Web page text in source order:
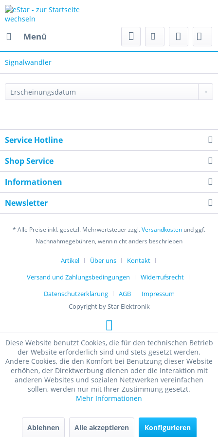
Menü
Signalwandler
Service Hotline
Shop Service
Informationen
Newsletter
* Alle Preise inkl. gesetzl. Mehrwertsteuer zzgl.Versandkosten und ggf.
Nachnahmegebühren, wenn nicht anders beschrieben
Artikel Über uns
Kontakt
Versand und Zahlungsbedingungen
Widerrufsrecht
Datenschutzerklärung
AGB
Impressum
Copyright by Star Elektronik
Diese Website benutzt Cookies, die für den technischen Betrieb
der Website erforderlich sind und stets gesetzt werden.
Andere Cookies, die den Komfort bei Benutzung dieser Website
erhöhen, der Direktwerbung dienen oder die Interaktion mit
anderen Websites und sozialen Netzwerken vereinfachen
sollen, werden nur mit Ihrer Zustimmung gesetzt.
Mehr Informationen
Ablehnen Alle akzeptieren Konfigurieren